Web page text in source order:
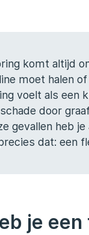
komt altijd
moet halen
voelt als een
door
gevallen heb
dat: een
je